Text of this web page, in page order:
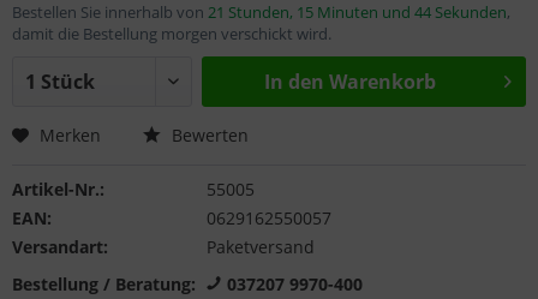
Bestellen Sie innerhalb von 21 Stunden, 15 Minuten und 43 Sekunden,
damit die Bestellung morgen verschickt wird.
In den Warenkorb
Merken Bewerten
Artikel-Nr.:
55005
EAN:
0629162550057
Versandart:
Paketversand
Bestellung / Beratung:
037207 9970-400